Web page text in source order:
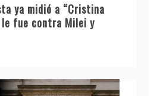
ya midió a “Cristina
le fue contra Milei y